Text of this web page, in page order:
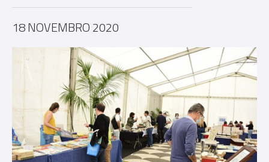
18 NOVEMBRO 2020